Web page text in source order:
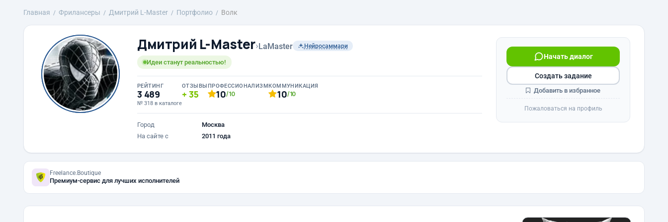
Главная Фрилансеры Дмитрий L-Master Портфолио Волк
Дмитрий L-Master›LaMaster Нейросаммари
Идеи станут реальностью!
РЕЙТИНГ
3 489
№ 318 в каталоге
ОТЗЫВЫ
35
ПРОФЕССИОНАЛИЗМ
10/10
КОММУНИКАЦИЯ
10/10
Город
Москва
На сайте с
2011 года
Начать диалог
Создать задание
Добавить в избранное
Пожаловаться на профиль
Freelance.Boutique
Премиум-сервис для лучших исполнителей